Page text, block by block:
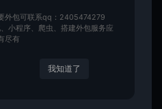
萌新小白的提问，影视剪辑需
要学哪几个软件？
外包可联系qq：2405474279
小程序、爬虫、搭建外包服务应
尽有
我知道了